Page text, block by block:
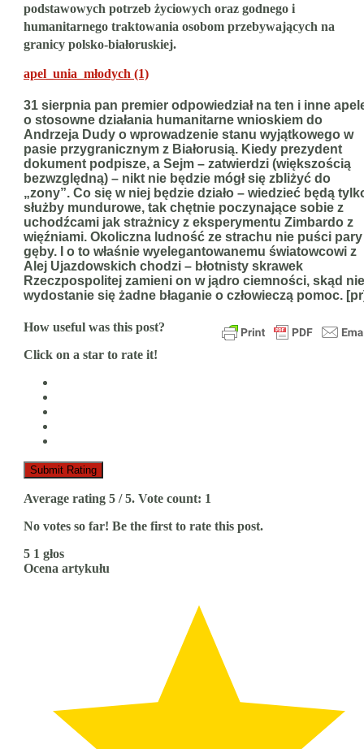
podstawowych potrzeb życiowych oraz godnego i
humanitarnego traktowania osobom przebywających na
granicy polsko-białoruskiej.
apel_unia_młodych (1)
31 sierpnia pan premier odpowiedział na ten i inne
o stosowne działania humanitarne wnioskiem do
Andrzeja Dudy o wprowadzenie stanu wyjątkowego w
pasie przygranicznym z Białorusią. Kiedy prezydent
dokument podpisze, a Sejm – zatwierdzi (większością
bezwzględną) – nikt nie będzie mógł się zbliżyć do
„zony”. Co się w niej będzie działo – wiedzieć będą
służby mundurowe, tak chętnie poczynające sobie z
uchodźcami jak strażnicy z eksperymentu Zimbardo z
więźniami. Okoliczna ludność ze strachu nie puści pary
gęby. I o to właśnie wyelegantowanemu światowcowi z
Alej Ujazdowskich chodzi – błotnisty skrawek
Rzeczpospolitej zamieni on w jądro ciemności, skąd nie
wydostanie się żadne błaganie o człowieczą pomoc.
How useful was this post?
Click on a star to rate it!
Submit Rating
Average rating 5 / 5. Vote count: 1
No votes so far! Be the first to rate this post.
5 1 głos
Ocena artykułu